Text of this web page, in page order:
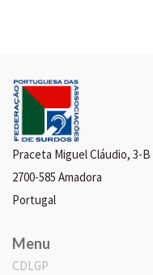
Praceta Miguel Cláudio, 3-B
2700-585 Amadora
Portugal
Menu
CDLGP